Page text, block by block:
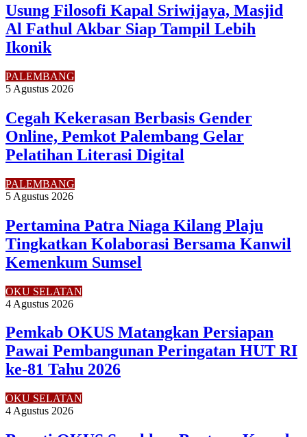
Usung Filosofi Kapal Sriwijaya, Masjid
Al Fathul Akbar Siap Tampil Lebih
Ikonik
PALEMBANG
5 Agustus 2026
Cegah Kekerasan Berbasis Gender
Online, Pemkot Palembang Gelar
Pelatihan Literasi Digital
PALEMBANG
5 Agustus 2026
Pertamina Patra Niaga Kilang Plaju
Tingkatkan Kolaborasi Bersama Kanwil
Kemenkum Sumsel
OKU SELATAN
4 Agustus 2026
Pemkab OKUS Matangkan Persiapan
Pawai Pembangunan Peringatan HUT RI
ke-81 Tahu 2026
OKU SELATAN
4 Agustus 2026